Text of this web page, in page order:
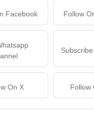
Follow
Facebook
Follow
On X